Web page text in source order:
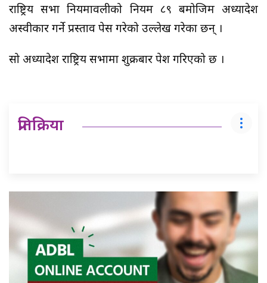
राष्ट्रिय सभा नियमावलीको नियम ८९ बमोजिम अध्यादेश
अस्वीकार गर्ने प्रस्ताव पेस गरेको उल्लेख गरेका छन् ।
सो अध्यादेश राष्ट्रिय सभामा शुक्रबार पेश गरिएको छ ।
प्रतिक्रिया